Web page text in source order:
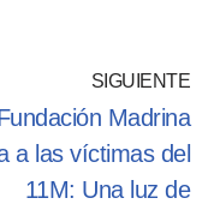
SIGUIENTE
Madrina
a las víctimas del
11M: Una luz de